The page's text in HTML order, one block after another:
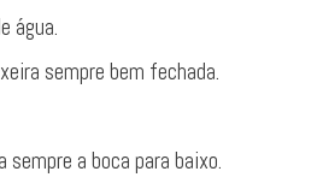
água.
sempre bem fechada.
a boca para baixo.